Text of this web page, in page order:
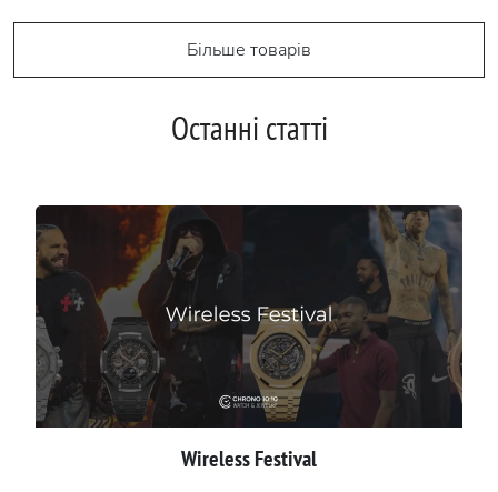
Більше товарів
Останні статті
Wireless Festival